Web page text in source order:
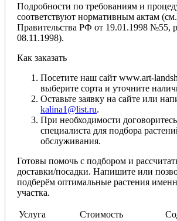
Подробности по требованиям и
соответствуют нормативным актам
Правительства РФ от 19.01.1998 №55,
08.11.1998).
Как заказать
Посетите наш сайт www.art-
выберите сорта и уточните
Оставьте заявку на сайте или
kalina1@list.ru.
При необходимости
специалиста для подбора
обслуживания.
Готовы помочь с подбором и
доставки/посадки. Напишите или
подберём оптимальные растения
участка.
Услуга Стоимость